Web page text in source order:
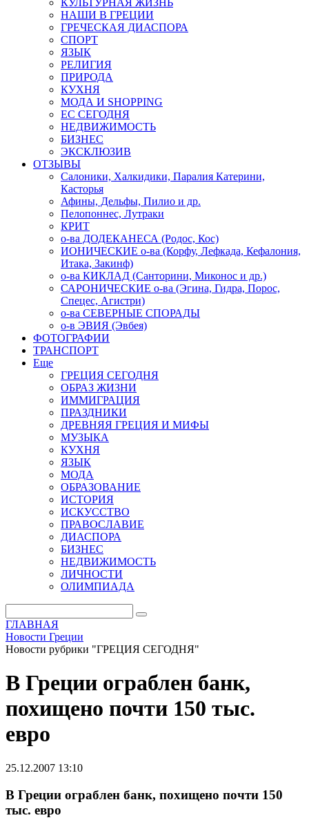
КУЛЬТУРНАЯ ЖИЗНЬ
НАШИ В ГРЕЦИИ
ГРЕЧЕСКАЯ ДИАСПОРА
СПОРТ
ЯЗЫК
РЕЛИГИЯ
ПРИРОДА
КУХНЯ
МОДА И SHOPPING
ЕС СЕГОДНЯ
НЕДВИЖИМОСТЬ
БИЗНЕС
ЭКСКЛЮЗИВ
ОТЗЫВЫ
Салоники, Халкидики, Паралия Катерини,
Касторья
Афины, Дельфы, Пилио и др.
Пелопоннес, Лутраки
КРИТ
о-ва ДОДЕКАНЕСА (Родос, Кос)
ИОНИЧЕСКИЕ о-ва (Корфу, Лефкада, Кефалония,
Итака, Закинф)
о-ва КИКЛАД (Санторини, Миконос и др.)
САРОНИЧЕСКИЕ о-ва (Эгина, Гидра, Порос,
Спецес, Агистри)
о-ва СЕВЕРНЫЕ СПОРАДЫ
о-в ЭВИЯ (Эвбея)
ФОТОГРАФИИ
ТРАНСПОРТ
Еще
ГРЕЦИЯ СЕГОДНЯ
ОБРАЗ ЖИЗНИ
ИММИГРАЦИЯ
ПРАЗДНИКИ
ДРЕВНЯЯ ГРЕЦИЯ И МИФЫ
МУЗЫКА
КУХНЯ
ЯЗЫК
МОДА
ОБРАЗОВАНИЕ
ИСТОРИЯ
ИСКУССТВО
ПРАВОСЛАВИЕ
ДИАСПОРА
БИЗНЕС
НЕДВИЖИМОСТЬ
ЛИЧНОСТИ
ОЛИМПИАДА
ГЛАВНАЯ
Новости Греции
Новости рубрики "ГРЕЦИЯ СЕГОДНЯ"
В Греции ограблен банк,
похищено почти 150 тыс.
евро
25.12.2007 13:10
В Греции ограблен банк, похищено почти 150
тыс. евро